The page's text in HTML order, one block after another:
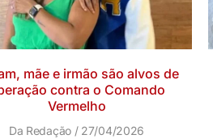
mãe e irmão são alvos de
contra o Comando
Vermelho
Da Redação 27/04/2026